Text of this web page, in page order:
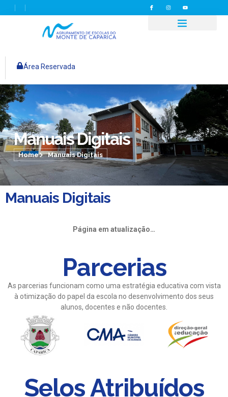
Área Reservada
Manuais Digitais
Home Manuais Digitais
Manuais Digitais
Página em atualização…
Parcerias
As parcerias funcionam como uma estratégia educativa com vista
à otimização do papel da escola no desenvolvimento dos seus
alunos, docentes e não docentes.
Selos Atribuídos